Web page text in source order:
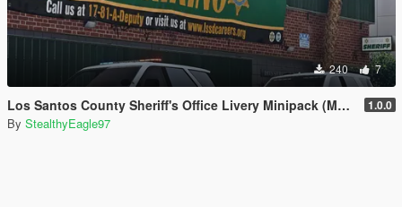
240 7
Los Santos County Sheriff's Office Livery Minipack (Multnomah County, WA) 1.0.0
By StealthyEagle97